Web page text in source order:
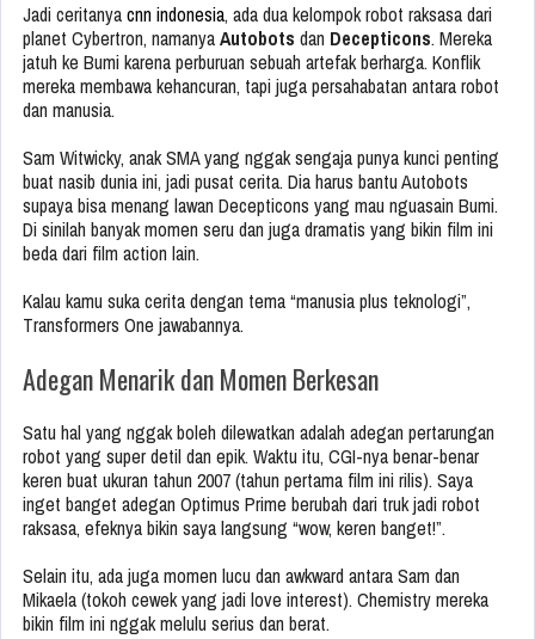
Jadi ceritanyacnn indonesia, ada dua kelompok robot raksasa dari
planet Cybertron, namanyaAutobots dan Decepticons. Mereka
jatuh ke Bumi karena perburuan sebuah artefak berharga. Konflik
mereka membawa kehancuran, tapi juga persahabatan antara robot
dan manusia.
Sam Witwicky, anak SMA yang nggak sengaja punya kunci penting
buat nasib dunia ini, jadi pusat cerita. Dia harus bantu Autobots
supaya bisa menang lawan Decepticons yang mau nguasain Bumi.
Di sinilah banyak momen seru dan juga dramatis yang bikin film ini
beda dari film action lain.
Kalau kamu suka cerita dengan tema “manusia plus teknologi”,
Transformers One jawabannya.
Adegan Menarik dan Momen Berkesan
Satu hal yang nggak boleh dilewatkan adalah adegan pertarungan
robot yang super detil dan epik. Waktu itu, CGI-nya benar-benar
keren buat ukuran tahun 2007 (tahun pertama film ini rilis). Saya
inget banget adegan Optimus Prime berubah dari truk jadi robot
raksasa, efeknya bikin saya langsung “wow, keren banget!”.
Selain itu, ada juga momen lucu dan awkward antara Sam dan
Mikaela (tokoh cewek yang jadi love interest). Chemistry mereka
bikin film ini nggak melulu serius dan berat.